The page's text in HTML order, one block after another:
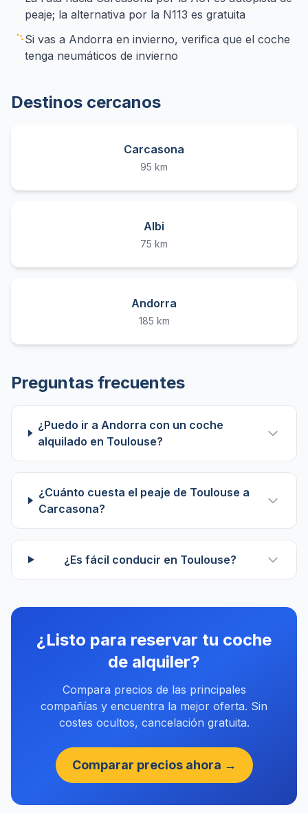
peaje; la alternativa por la N113 es gratuita
Si vas a Andorra en invierno, verifica que el coche
tenga neumáticos de invierno
Destinos cercanos
Carcasona
95 km
Albi
75 km
Andorra
185 km
Preguntas frecuentes
¿Puedo ir a Andorra con un coche
alquilado en Toulouse?
¿Cuánto cuesta el peaje de Toulouse a
Carcasona?
¿Es fácil conducir en Toulouse?
¿Listo para reservar tu coche
de alquiler?
Compara precios de las principales
compañías y encuentra la mejor oferta. Sin
costes ocultos, cancelación gratuita.
Comparar precios ahora →